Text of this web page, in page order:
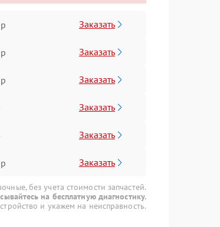
Заказать
Заказать
Заказать
Заказать
Заказать
Заказать
без учета стоимости запчастей.
на бесплатную диагностику.
и укажем на неисправность.